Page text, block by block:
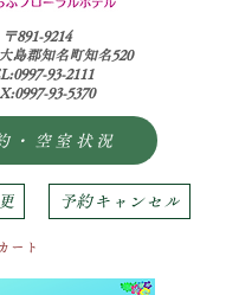
〒891-9214
島郡知名町知名520
93-2111
93-5370
・空室状況
予約キャンセル
カート